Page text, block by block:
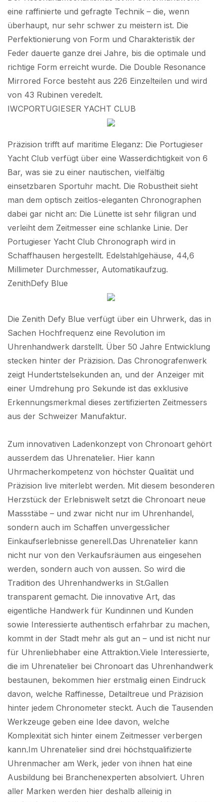
eine raffinierte und gefragte Technik – die, wenn
überhaupt, nur sehr schwer zu meistern ist. Die
Perfektionierung von Form und Charakteristik der
Feder dauerte ganze drei Jahre, bis die optimale und
richtige Form erreicht wurde. Die Double Resonance
Mirrored Force besteht aus 226 Einzelteilen und wird
von 43 Rubinen veredelt.
IWCPORTUGIESER YACHT CLUB
Präzision trifft auf maritime Eleganz: Die Portugieser
Yacht Club verfügt über eine Wasserdichtigkeit von 6
Bar, was sie zu einer nautischen, vielfältig
einsetzbaren Sportuhr macht. Die Robustheit sieht
man dem optisch zeitlos-eleganten Chronographen
dabei gar nicht an: Die Lünette ist sehr filigran und
verleiht dem Zeitmesser eine schlanke Linie. Der
Portugieser Yacht Club Chronograph wird in
Schaffhausen hergestellt. Edelstahlgehäuse, 44,6
Millimeter Durchmesser, Automatikaufzug.
ZenithDefy Blue
Die Zenith Defy Blue verfügt über ein Uhrwerk, das in
Sachen Hochfrequenz eine Revolution im
Uhrenhandwerk darstellt. Über 50 Jahre Entwicklung
stecken hinter der Präzision. Das Chronografenwerk
zeigt Hundertstelsekunden an, und der Anzeiger mit
einer Umdrehung pro Sekunde ist das exklusive
Erkennungsmerkmal dieses zertifizierten Zeitmessers
aus der Schweizer Manufaktur.
Zum innovativen Ladenkonzept von Chronoart gehört
ausserdem das Uhrenatelier. Hier kann
Uhrmacherkompetenz von höchster Qualität und
Präzision live miterlebt werden. Mit diesem besonderen
Herzstück der Erlebniswelt setzt die Chronoart neue
Massstäbe – und zwar nicht nur im Uhrenhandel,
sondern auch im Schaffen unvergesslicher
Einkaufserlebnisse generell.Das Uhrenatelier kann
nicht nur von den Verkaufsräumen aus eingesehen
werden, sondern auch von aussen. So wird die
Tradition des Uhrenhandwerks in St.Gallen
transparent gemacht. Die innovative Art, das
eigentliche Handwerk für Kundinnen und Kunden
sowie Interessierte authentisch erfahrbar zu machen,
kommt in der Stadt mehr als gut an – und ist nicht nur
für Uhrenliebhaber eine Attraktion.Viele Interessierte,
die im Uhrenatelier bei Chronoart das Uhrenhandwerk
bestaunen, bekommen hier erstmalig einen Eindruck
davon, welche Raffinesse, Detailtreue und Präzision
hinter jedem Chronometer steckt. Auch die Tausenden
Werkzeuge geben eine Idee davon, welche
Komplexität sich hinter einem Zeitmesser verbergen
kann.Im Uhrenatelier sind drei höchstqualifizierte
Uhrenmacher am Werk, jeder von ihnen hat eine
Ausbildung bei Branchenexperten absolviert. Uhren
aller Marken werden hier deshalb alleinig in